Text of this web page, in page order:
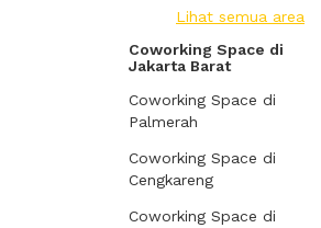
Lihat semua area
Coworking Space di
Jakarta Barat
Coworking Space di
Palmerah
Coworking Space di
Cengkareng
Coworking Space di